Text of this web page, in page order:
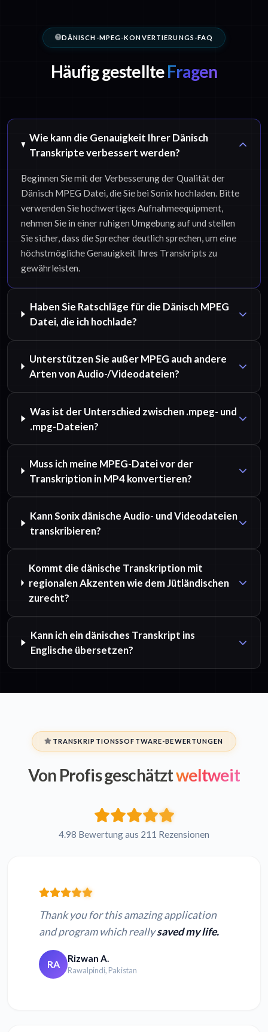
DÄNISCH-MPEG-KONVERTIERUNGS-FAQ
Häufig gestellteFragen
Wie kann die Genauigkeit Ihrer Dänisch
Transkripte verbessert werden?
Beginnen Sie mit der Verbesserung der Qualität der
Dänisch MPEG Datei, die Sie bei Sonix hochladen. Bitte
verwenden Sie hochwertiges Aufnahmeequipment,
nehmen Sie in einer ruhigen Umgebung auf und stellen
Sie sicher, dass die Sprecher deutlich sprechen, um eine
höchstmögliche Genauigkeit Ihres Transkripts zu
gewährleisten.
Haben Sie Ratschläge für die Dänisch MPEG
Datei, die ich hochlade?
Unterstützen Sie außer MPEG auch andere
Arten von Audio-/Videodateien?
Was ist der Unterschied zwischen .mpeg- und
.mpg-Dateien?
Muss ich meine MPEG-Datei vor der
Transkription in MP4 konvertieren?
Kann Sonix dänische Audio- und Videodateien
transkribieren?
Kommt die dänische Transkription mit
regionalen Akzenten wie dem Jütländischen
zurecht?
Kann ich ein dänisches Transkript ins
Englische übersetzen?
TRANSKRIPTIONSSOFTWARE-BEWERTUNGEN
Von Profis geschätztweltweit
4.98 Bewertung aus 211 Rezensionen
Thank you for this amazing application
and program which reallysaved my life.
RA Rizwan A.
Rawalpindi, Pakistan